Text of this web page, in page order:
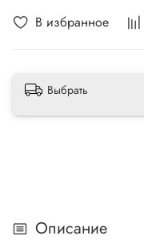
В избранное
Выбрать
Описание